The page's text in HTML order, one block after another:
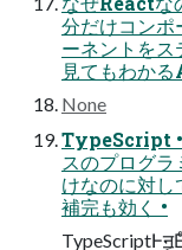
分だけコンポ
ーネントをス
⾒てもわか
None
TypeScript
スのプログ
けなのに対
補完も効く •